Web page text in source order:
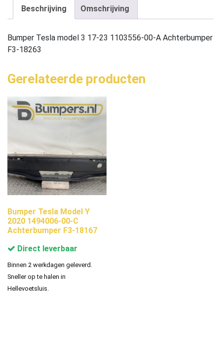
Beschrijving Omschrijving
Bumper Tesla model 3 17-23 1103556-00-A Achterbumper
F3-18263
Gerelateerde producten
Bumper Tesla Model Y
2020 1494006-00-C
Achterbumper F3-18167
Direct leverbaar
Binnen 2 werkdagen geleverd.
Sneller op te halen in
Hellevoetsluis.